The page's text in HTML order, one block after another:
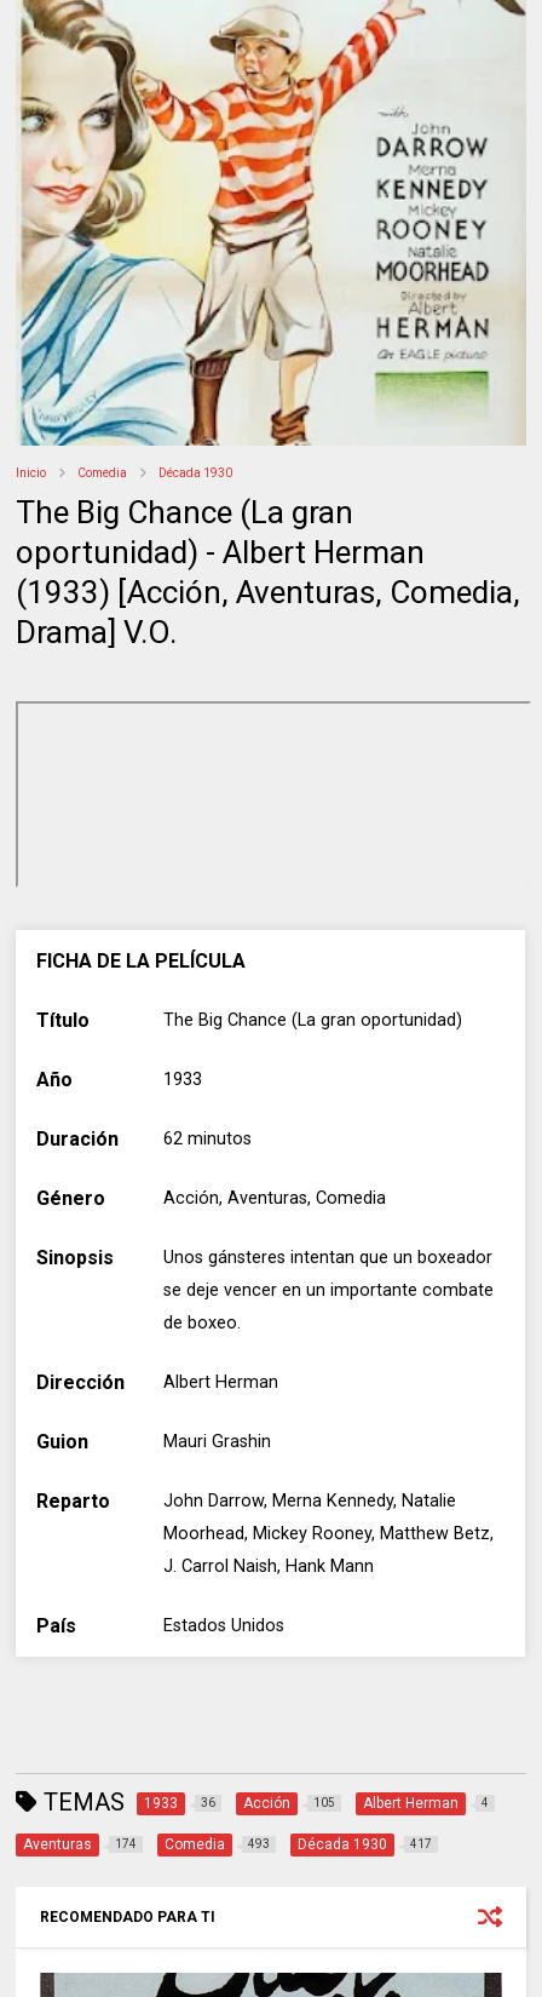
Inicio Comedia Década 1930
The Big Chance (La gran
oportunidad) - Albert Herman
(1933) [Acción, Aventuras, Comedia,
Drama] V.O.
FICHA DE LA PELÍCULA
Título The Big Chance (La gran oportunidad)
Año 1933
Duración 62 minutos
Género Acción, Aventuras, Comedia
Sinopsis
Unos gánsteres intentan que un boxeador
se deje vencer en un importante combate
de boxeo.
Dirección Albert Herman
Guion Mauri Grashin
Reparto
John Darrow, Merna Kennedy, Natalie
Moorhead, Mickey Rooney, Matthew Betz,
J. Carrol Naish, Hank Mann
País Estados Unidos
TEMAS 1933 36 Acción 105 Albert Herman 4
Aventuras 174 Comedia 493 Década 1930 417
RECOMENDADO PARA TI